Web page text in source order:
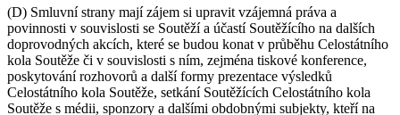
(D) Smluvní strany mají zájem si upravit vzájemná práva a
povinnosti v souvislosti se Soutěží a účastí Soutěžícího na dalších
doprovodných akcích, které se budou konat v průběhu Celostátního
kola Soutěže či v souvislosti s ním, zejména tiskové konference,
poskytování rozhovorů a další formy prezentace výsledků
Celostátního kola Soutěže, setkání Soutěžících Celostátního kola
Soutěže s médii, sponzory a dalšími obdobnými subjekty, kteří na